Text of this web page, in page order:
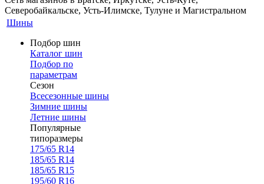
Северобайкальске, Усть-Илимске, Тулуне и Магистральном
Шины
Подбор шин
Каталог шин
Подбор по
параметрам
Сезон
Всесезонные шины
Зимние шины
Летние шины
Популярные
типоразмеры
175/65 R14
185/65 R14
185/65 R15
195/60 R16